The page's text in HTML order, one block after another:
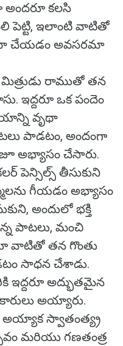
కలసి
పెట్టి, ఇలాంటి వాటితో
చేయడం అవసరమా
రాముతో తన
ఇద్దరూ ఒక పందెం
వృథా
పాడటం, అందంగా
అభ్యాసం చేసారు.
పెన్సిల్స్ తీసుకుని
గీయడం అభ్యాసం
అందులో భక్తి
పాటలు, మంచి
వాటితో తన గొంతు
సాధన చేశాడు.
ఇద్దరూ అద్భుతమైన
అయ్యారు.
స్వాతంత్య్ర
మరియు గణతంత్ర